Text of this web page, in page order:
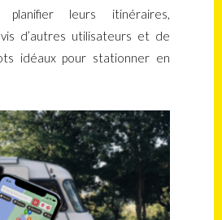
planifier leurs itinéraires,
d’autres utilisateurs et de
idéaux pour stationner en